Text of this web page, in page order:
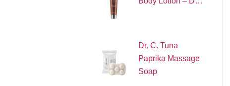
Dr. C. Tuna
Paprika Massage
Soap